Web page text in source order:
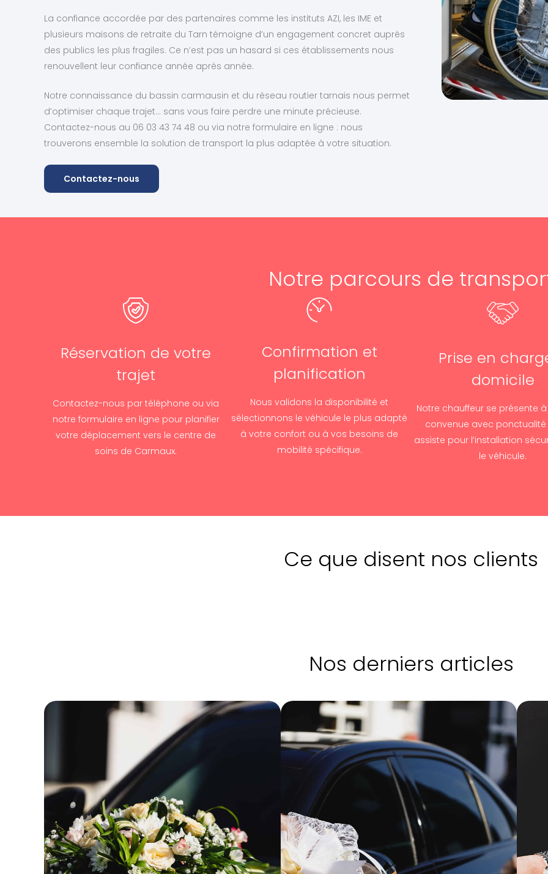
La confiance accordée par des partenaires comme les instituts AZI, les IME et
plusieurs maisons de retraite du Tarn témoigne d’un engagement concret auprès
des publics les plus fragiles. Ce n’est pas un hasard si ces établissements nous
renouvellent leur confiance année après année.
Notre connaissance du bassin carmausin et du réseau routier tarnais nous permet
d’optimiser chaque trajet… sans vous faire perdre une minute précieuse.
Contactez-nous au 06 03 43 74 48 ou via notre formulaire en ligne : nous
trouverons ensemble la solution de transport la plus adaptée à votre situation.
Contactez-nous
Notre parcours de
Réservation de votre
trajet
Contactez-nous par téléphone ou via
notre formulaire en ligne pour planifier
votre déplacement vers le centre de
soins de Carmaux.
Confirmation et
planification
Nous validons la disponibilité et
sélectionnons le véhicule le plus adapté
à votre confort ou à vos besoins de
mobilité spécifique.
Prise en
domicile
Notre chauffeur se présente à
convenue avec
assiste pour l’installation
le véhicule.
Ce que disent nos clients
Nos derniers articles